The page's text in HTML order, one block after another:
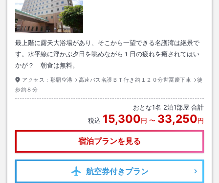
最上階に露天大浴場があり、そこから一望できる名護湾は絶景で
す。水平線に浮かぶ夕日を眺めながら１日の疲れを癒されてはい
かが？ 朝食は無料。
アクセス： 那覇空港→高速バス名護ＢＴ行き約１２０分世冨慶下車→徒
歩約８分
おとな1名 2泊1部屋 合計
税込 15,300円 〜 33,250円
宿泊プランを見る
航空券付きプラン